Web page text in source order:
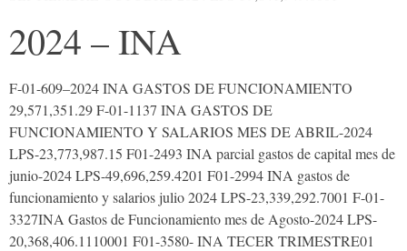
2024 – INA
F-01-609–2024 INA GASTOS DE FUNCIONAMIENTO
29,571,351.29 F-01-1137 INA GASTOS DE
FUNCIONAMIENTO Y SALARIOS MES DE ABRIL-2024
LPS-23,773,987.15 F01-2493 INA parcial gastos de capital mes de
junio-2024 LPS-49,696,259.4201 F01-2994 INA gastos de
funcionamiento y salarios julio 2024 LPS-23,339,292.7001 F-01-
3327INA Gastos de Funcionamiento mes de Agosto-2024 LPS-
20,368,406.1110001 F01-3580- INA TECER TRIMESTRE01